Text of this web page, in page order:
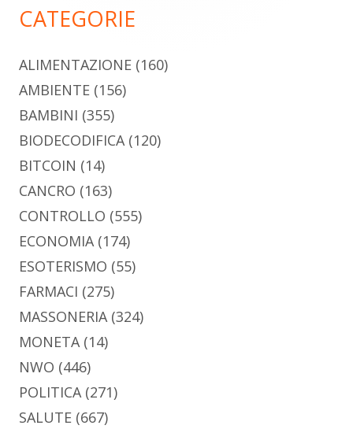
CATEGORIE
ALIMENTAZIONE (160)
AMBIENTE (156)
BAMBINI (355)
BIODECODIFICA(120)
BITCOIN (14)
CANCRO (163)
CONTROLLO (555)
ECONOMIA(174)
ESOTERISMO (55)
FARMACI (275)
MASSONERIA(324)
MONETA(14)
NWO (446)
POLITICA(271)
SALUTE (667)